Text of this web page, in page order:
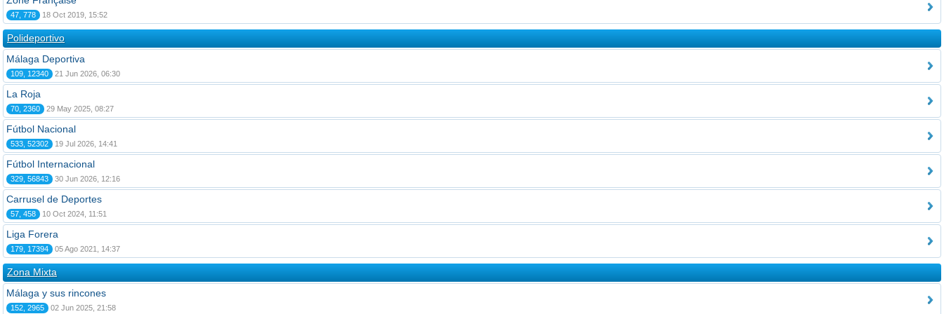
47, 778 18 Oct 2019, 15:52
Polideportivo
Málaga Deportiva
109, 12340 21 Jun 2026, 06:30
La Roja
70, 2360 29 May 2025, 08:27
Fútbol Nacional
533, 52302 19 Jul 2026, 14:41
Fútbol Internacional
329, 56843 30 Jun 2026, 12:16
Carrusel de Deportes
57, 458 10 Oct 2024, 11:51
Liga Forera
179, 17394 05 Ago 2021, 14:37
Zona Mixta
Málaga y sus rincones
152, 2965 02 Jun 2025, 21:58